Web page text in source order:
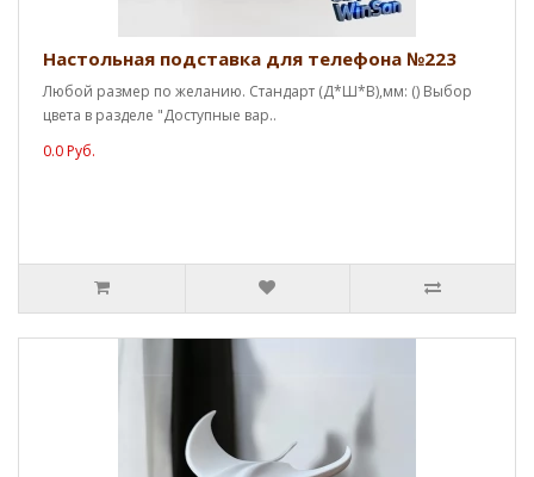
Настольная подставка для телефона №223
Любой размер по желанию. Стандарт (Д*Ш*В),мм: () Выбор
цвета в разделе "Доступные вар..
0.0 Руб.